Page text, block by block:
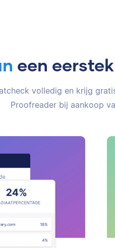
een
volledig en krijg
Proofreader bij aankoop